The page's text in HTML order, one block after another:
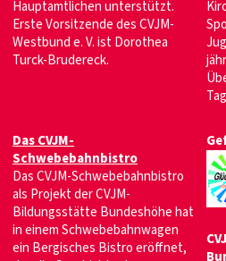
Hauptamtlichen unterstützt.
Erste Vorsitzende des CVJM-
Westbund e. V. ist Dorothea
Turck-Brudereck.
Das CVJM-
Schwebebahnbistro
Das CVJM-Schwebebahnbistro
als Projekt der CVJM-
Bildungsstätte Bundeshöhe hat
in einem Schwebebahnwagen
ein Bergisches Bistro eröffnet,